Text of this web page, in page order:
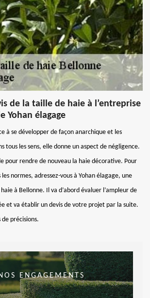
de la taille de haie à l’entreprise
Yohan élagage
à se développer de façon anarchique et les
tous les sens, elle donne un aspect de négligence.
pour rendre de nouveau la haie décorative. Pour
normes, adressez-vous à Yohan élagage, une
à Bellonne. Il va d’abord évaluer l’ampleur de
et va établir un devis de votre projet par la suite.
précisions.
ENGAGEMENTS